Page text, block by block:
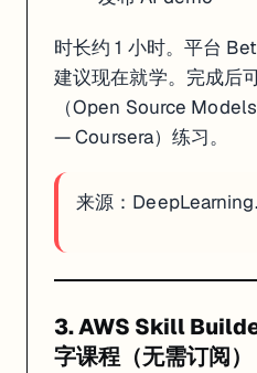
时长约 1 小时。平台
建议现在就学。完成后
（Open Source
— Coursera）练习。
来源：
3. AWS Skill
字课程（无需订阅）